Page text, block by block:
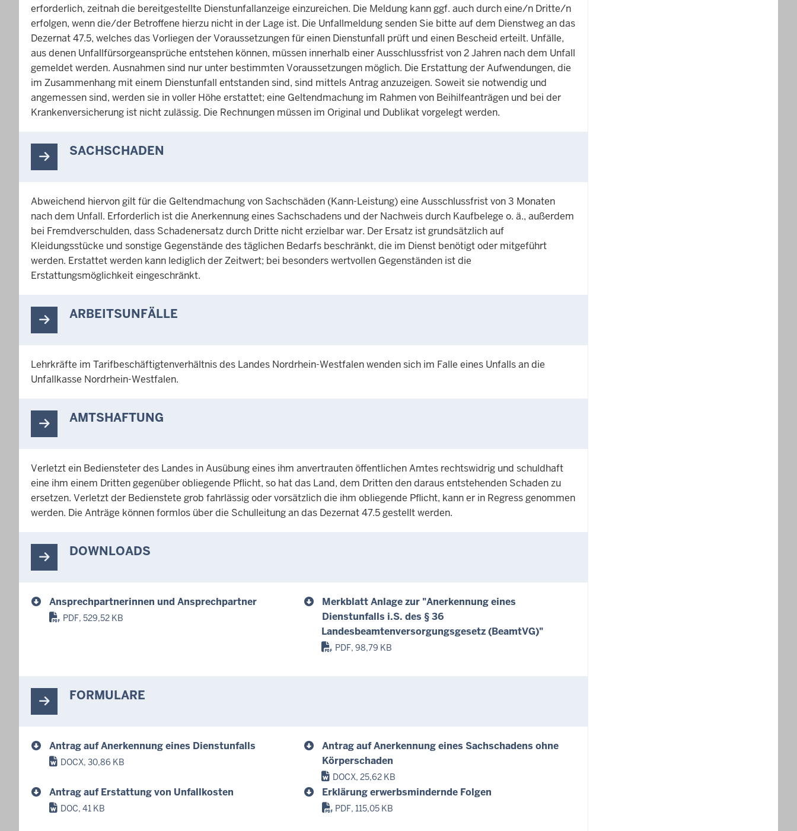
erforderlich, zeitnah die bereitgestellte Dienstunfallanzeige einzureichen. Die Meldung kann ggf. auch durch eine/n Dritte/n
erfolgen, wenn die/der Betroffene hierzu nicht in der Lage ist. Die Unfallmeldung senden Sie bitte auf dem Dienstweg an das
Dezernat 47.5, welches das Vorliegen der Voraussetzungen für einen Dienstunfall prüft und einen Bescheid erteilt. Unfälle,
aus denen Unfallfürsorgeansprüche entstehen können, müssen innerhalb einer Ausschlussfrist von 2 Jahren nach dem Unfall
gemeldet werden. Ausnahmen sind nur unter bestimmten Voraussetzungen möglich. Die Erstattung der Aufwendungen, die
im Zusammenhang mit einem Dienstunfall entstanden sind, sind mittels Antrag anzuzeigen. Soweit sie notwendig und
angemessen sind, werden sie in voller Höhe erstattet; eine Geltendmachung im Rahmen von Beihilfeanträgen und bei der
Krankenversicherung ist nicht zulässig. Die Rechnungen müssen im Original und Dublikat vorgelegt werden.
SACHSCHADEN
Abweichend hiervon gilt für die Geltendmachung von Sachschäden (Kann-Leistung) eine Ausschlussfrist von 3 Monaten
nach dem Unfall. Erforderlich ist die Anerkennung eines Sachschadens und der Nachweis durch Kaufbelege o. ä., außerdem
bei Fremdverschulden, dass Schadenersatz durch Dritte nicht erzielbar war. Der Ersatz ist grundsätzlich auf
Kleidungsstücke und sonstige Gegenstände des täglichen Bedarfs beschränkt, die im Dienst benötigt oder mitgeführt
werden. Erstattet werden kann lediglich der Zeitwert; bei besonders wertvollen Gegenständen ist die
Erstattungsmöglichkeit eingeschränkt.
ARBEITSUNFÄLLE
Lehrkräfte im Tarifbeschäftigtenverhältnis des Landes Nordrhein-Westfalen wenden sich im Falle eines Unfalls an die
Unfallkasse Nordrhein-Westfalen.
AMTSHAFTUNG
Verletzt ein Bediensteter des Landes in Ausübung eines ihm anvertrauten öffentlichen Amtes rechtswidrig und schuldhaft
eine ihm einem Dritten gegenüber obliegende Pflicht, so hat das Land, dem Dritten den daraus entstehenden Schaden zu
ersetzen. Verletzt der Bedienstete grob fahrlässig oder vorsätzlich die ihm obliegende Pflicht, kann er in Regress genommen
werden. Die Anträge können formlos über die Schulleitung an das Dezernat 47.5 gestellt werden.
DOWNLOADS
Ansprechpartnerinnen und Ansprechpartner
PDF, 529,52 KB
Merkblatt Anlage zur "Anerkennung eines
Dienstunfalls i.S. des § 36
Landesbeamtenversorgungsgesetz (BeamtVG)"
PDF, 98,79 KB
FORMULARE
Antrag auf Anerkennung eines Dienstunfalls
DOCX, 30,86 KB
Antrag auf Anerkennung eines Sachschadens ohne
Körperschaden
DOCX, 25,62 KB
Antrag auf Erstattung von Unfallkosten
DOC, 41 KB
Erklärung erwerbsmindernde Folgen
PDF, 115,05 KB